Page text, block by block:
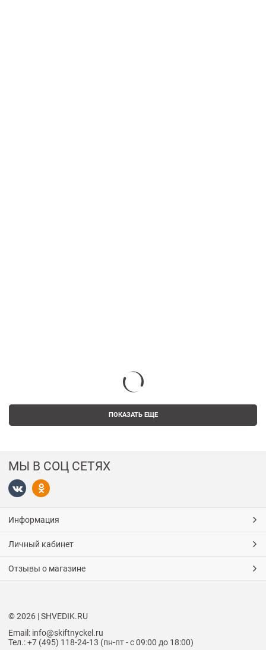
ПОКАЗАТЬ ЕЩЕ
МЫ В СОЦ СЕТЯХ
Информация
Личный кабинет
Отзывы о магазине
© 2026 | SHVEDIK.RU
Email: info@skiftnyckel.ru
Тел.: +7 (495) 118-24-13 (пн-пт - с 09:00 до 18:00)